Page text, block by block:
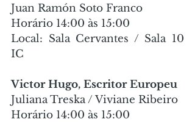
Juan Ramón Soto Franco
Horário 14:00 às 15:00
Local: Sala Cervantes / Sala 10
IC
Victor Hugo, Escritor Europeu
Juliana Treska / Viviane Ribeiro
Horário 14:00 às 15:00